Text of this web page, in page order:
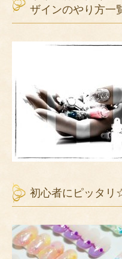
ザインのやり方一
初心者にピッタリ